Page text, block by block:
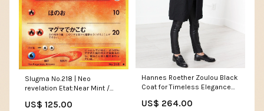
Slugma No.218 | Neo
revelation Etat:Near Mint /
US$ 125.00
Hannes Roether Zoulou Black
Coat for Timeless Elegance
US$ 264.00